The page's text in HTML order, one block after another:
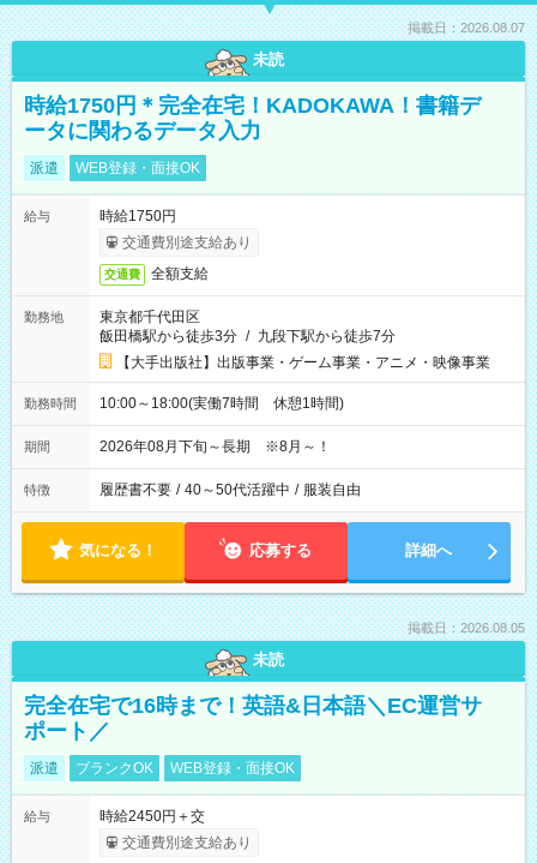
掲載日：2026.08.07
未読
時給1750円＊完全在宅！KADOKAWA！書籍デ
ータに関わるデータ入力
派遣 WEB登録・面接OK
給与
時給1750円
交通費別途支給あり
交通費 全額支給
勤務地
東京都千代田区
飯田橋駅から徒歩3分 / 九段下駅から徒歩7分
【大手出版社】出版事業・ゲーム事業・アニメ・映像事業
勤務時間 10:00～18:00(実働7時間 休憩1時間)
期間 2026年08月下旬～長期 ※8月～！
特徴 履歴書不要 / 40～50代活躍中 / 服装自由
気になる！ 応募する 詳細へ
掲載日：2026.08.05
未読
完全在宅で16時まで！英語&日本語＼EC運営サ
ポート／
派遣 ブランクOK WEB登録・面接OK
給与
時給2450円＋交
交通費別途支給あり